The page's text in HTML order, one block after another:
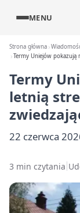
MENU
Strona główna
Termy Uniejów pokazują
Termy
letnią
22 czerwca
3 min czytania